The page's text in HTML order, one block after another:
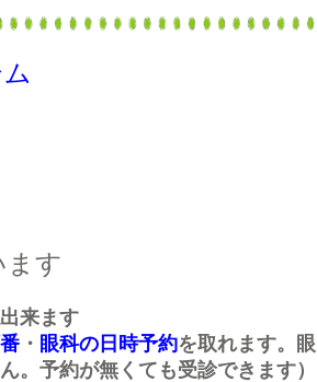
ます
来ます
・ 眼科の日時予約を取れます。眼
。予約が無くても受診できます）